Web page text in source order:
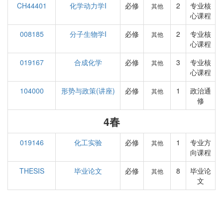
CH44401
化学动力学I 必修 其他 2
专业核
心课程
008185
分子生物学I 必修 其他 2
专业核
心课程
019167
合成化学 必修 其他 3
专业核
心课程
104000
形势与政策(讲座) 必修 其他 1
政治通
修
4春
019146 化工实验 必修 其他 1
专业方
向课程
THESIS
毕业论文 必修 其他 8
毕业论
文